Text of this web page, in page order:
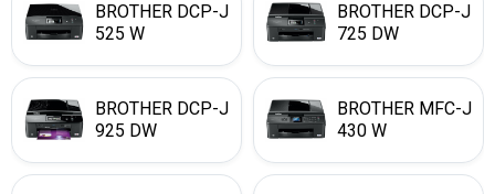
BROTHER DCP-J
525 W
BROTHER DCP-J
725 DW
BROTHER DCP-J
925 DW
BROTHER MFC-J
430 W